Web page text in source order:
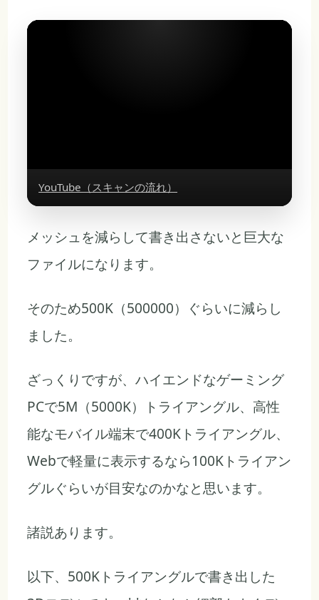
YouTube（スキャンの流れ）
メッシュを減らして書き出さないと巨大な
ファイルになります。
そのため500K（500000）ぐらいに減らし
ました。
ざっくりですが、ハイエンドなゲーミング
PCで5M（5000K）トライアングル、高性
能なモバイル端末で400Kトライアングル、
Webで軽量に表示するなら100Kトライアン
グルぐらいが目安なのかなと思います。
諸説あります。
以下、500Kトライアングルで書き出した